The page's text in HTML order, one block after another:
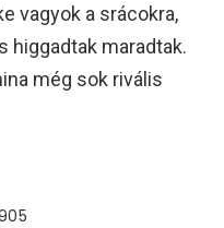
vagyok a srácokra,
higgadtak maradtak.
még sok rivális